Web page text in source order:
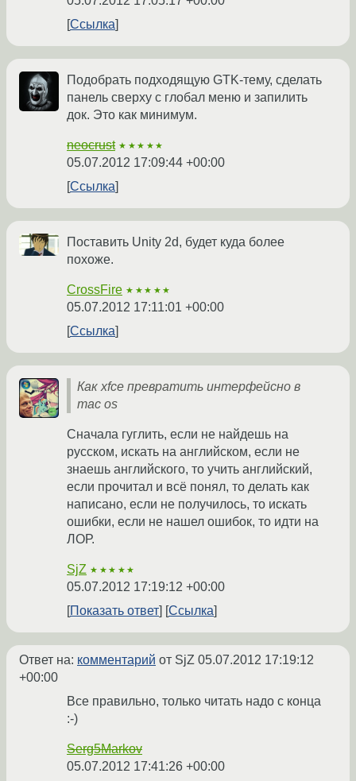
Ссылка
Подобрать подходящую GTK-тему, сделать
панель сверху с глобал меню и запилить
док. Это как минимум.
neocrust ★★★★★
05.07.2012 17:09:44 +00:00
Ссылка
Поставить Unity 2d, будет куда более
похоже.
CrossFire ★★★★★
05.07.2012 17:11:01 +00:00
Ссылка
Как xfce превратить интерфейсно в
mac os
Сначала гуглить, если не найдешь на
русском, искать на английском, если не
знаешь английского, то учить английский,
если прочитал и всё понял, то делать как
написано, если не получилось, то искать
ошибки, если не нашел ошибок, то идти на
ЛОР.
SjZ ★★★★★
05.07.2012 17:19:12 +00:00
Показать ответ
Ссылка
Ответ на: комментарий от SjZ 05.07.2012 17:19:12
+00:00
Все правильно, только читать надо с конца
:-)
Serg5Markov
05.07.2012 17:41:26 +00:00